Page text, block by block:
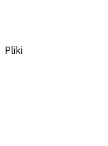
Pliki